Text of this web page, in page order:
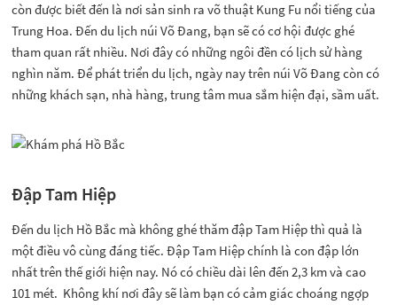
còn được biết đến là nơi sản sinh ra võ thuật Kung Fu nổi tiếng của
Trung Hoa. Đến du lịch núi Võ Đang, bạn sẽ có cơ hội được ghé
tham quan rất nhiều. Nơi đây có những ngôi đền có lịch sử hàng
nghìn năm. Để phát triển du lịch, ngày nay trên núi Võ Đang còn có
những khách sạn, nhà hàng, trung tâm mua sắm hiện đại, sầm uất.
Đập Tam Hiệp
Đến du lịch Hồ Bắc mà không ghé thăm đập Tam Hiệp thì quả là
một điều vô cùng đáng tiếc. Đập Tam Hiệp chính là con đập lớn
nhất trên thế giới hiện nay. Nó có chiều dài lên đến 2,3 km và cao
101 mét. Không khí nơi đây sẽ làm bạn có cảm giác choáng ngợp